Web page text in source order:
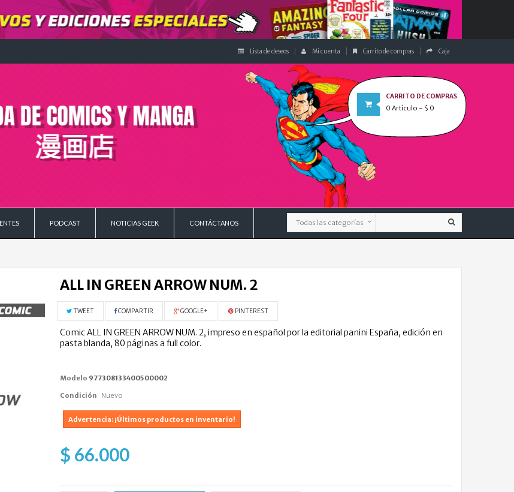
Lista de deseos Mi cuenta Carrito de compras Caja
CARRITO DE COMPRAS
0 Artículo - $ 0
PODCAST NOTICIAS GEEK CONTÁCTANOS
ALL IN GREEN ARROW NUM. 2
TWEET COMPARTIR GOOGLE+ PINTEREST
Comic ALL IN GREEN ARROW NUM. 2, impreso en español por la editorial panini España, edición en
pasta blanda, 80 páginas a full color.
Modelo 977308133400500002
Condición Nuevo
Advertencia: ¡Últimos productos en inventario!
$ 66.000